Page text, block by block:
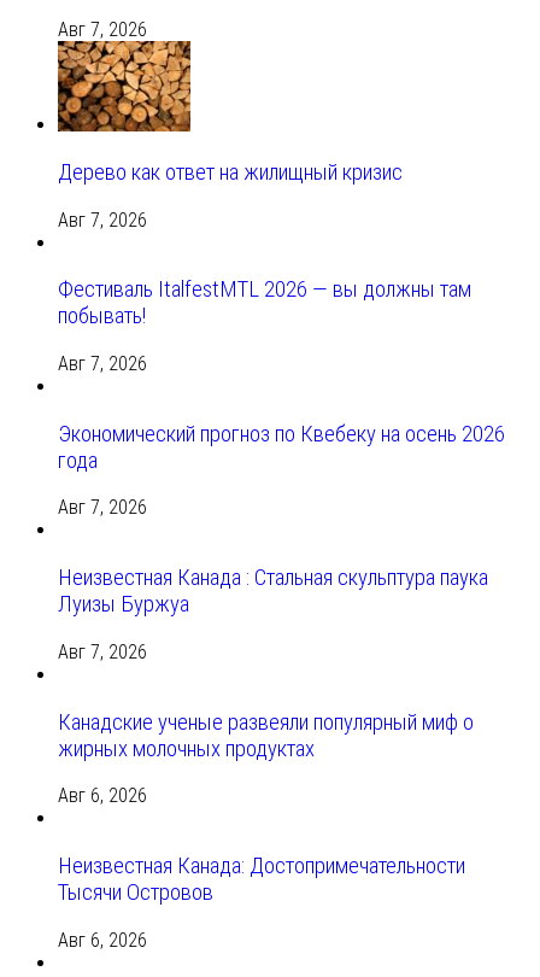
Авг 7, 2026
Дерево как ответ на жилищный кризис
Авг 7, 2026
Фестиваль ItalfestMTL 2026 — вы должны там
побывать!
Авг 7, 2026
Экономический прогноз по Квебеку на осень 2026
года
Авг 7, 2026
Неизвестная Канада : Стальная скульптура паука
Луизы Буржуа
Авг 7, 2026
Канадские ученые развеяли популярный миф о
жирных молочных продуктах
Авг 6, 2026
Неизвестная Канада: Достопримечательности
Тысячи Островов
Авг 6, 2026